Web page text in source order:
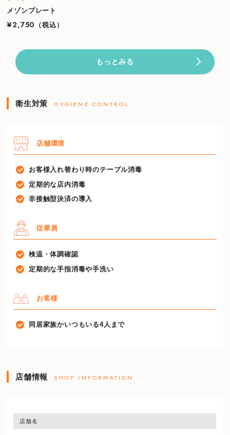
メゾンプレート
¥2,750
（税込）
もっとみる
衛生対策 HYGIENE CONTROL
店舗環境
お客様入れ替わり時のテーブル消毒
定期的な店内消毒
非接触型決済の導入
従業員
検温・体調確認
定期的な手指消毒や手洗い
お客様
同居家族かいつもいる4人まで
店舗情報 SHOP INFORMATION
店舗名